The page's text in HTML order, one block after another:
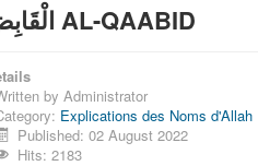
الْقَابِضُ AL-QAABID
by Administrator
Explications des Noms d'Allah
Published: 02 August 2022
Hits: 2183